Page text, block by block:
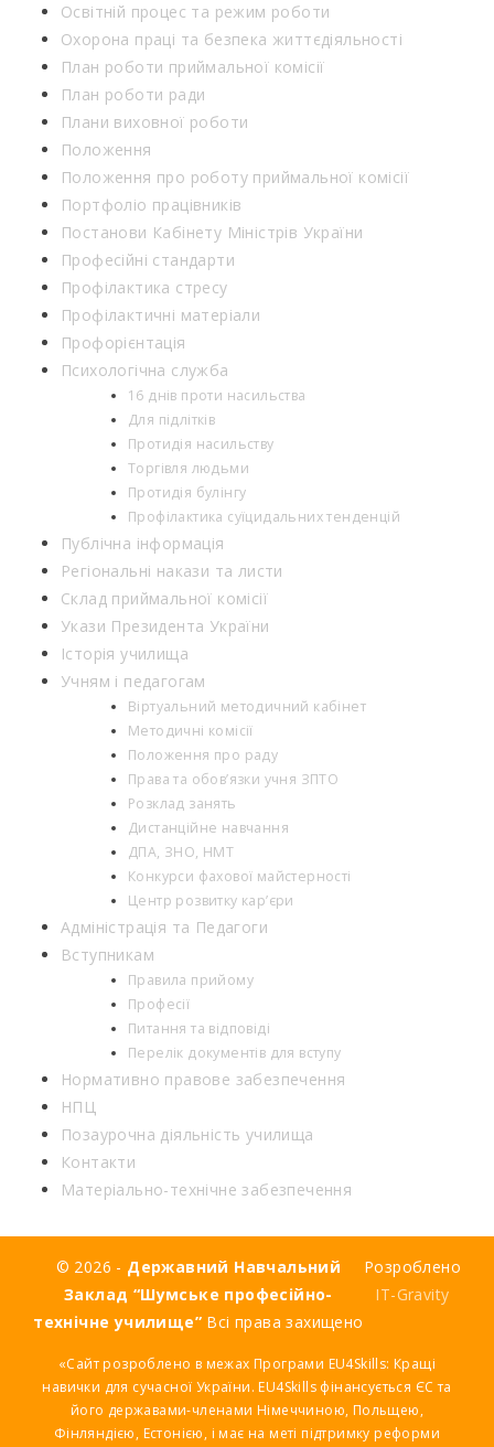
Освітній процес та режим роботи
Охорона праці та безпека життєдіяльності
План роботи приймальної комісії
План роботи ради
Плани виховної роботи
Положення
Положення про роботу приймальної комісії
Портфоліо працівників
Постанови Кабінету Міністрів України
Професійні стандарти
Профілактика стресу
Профілактичні матеріали
Профорієнтація
Психологічна служба
16 днів проти насильства
Для підлітків
Протидія насильству
Торгівля людьми
Протидія булінгу
Профілактика суїцидальних тенденцій
Публічна інформація
Регіональні накази та листи
Склад приймальної комісії
Укази Президента України
Історія училища
Учням і педагогам
Віртуальний методичний кабінет
Методичні комісії
Положення про раду
Права та обов’язки учня ЗПТО
Розклад занять
Дистанційне навчання
ДПА, ЗНО, НМТ
Конкурси фахової майстерності
Центр розвитку кар’єри
Адміністрація та Педагоги
Вступникам
Правила прийому
Професії
Питання та відповіді
Перелік документів для вступу
Нормативно правове забезпечення
НПЦ
Позаурочна діяльність училища
Контакти
Матеріально-технічне забезпечення
© 2026 - Державний Навчальний
Заклад “Шумське професійно-
технічне училище” Всі права захищено
Розроблено
IT-Gravity
«Сайт розроблено в межах Програми EU4Skills: Кращі
навички для сучасної України. EU4Skills фінансується ЄС та
його державами-членами Німеччиною, Польщею,
Фінляндією, Естонією, і має на меті підтримку реформи